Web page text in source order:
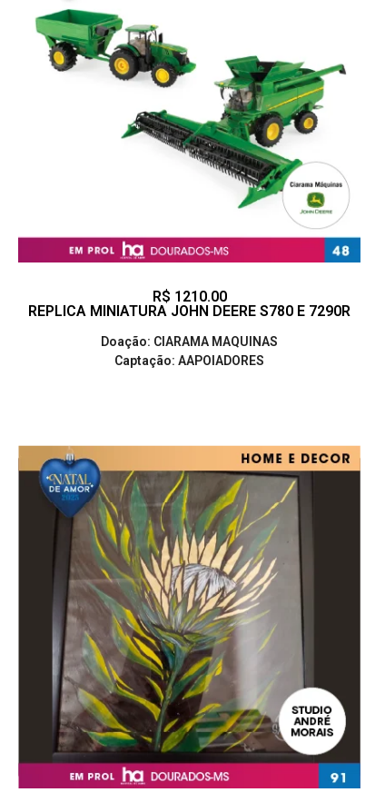
R$ 1210.00
REPLICA MINIATURA JOHN DEERE S780 E 7290R
Doação: CIARAMA MAQUINAS
Captação: AAPOIADORES